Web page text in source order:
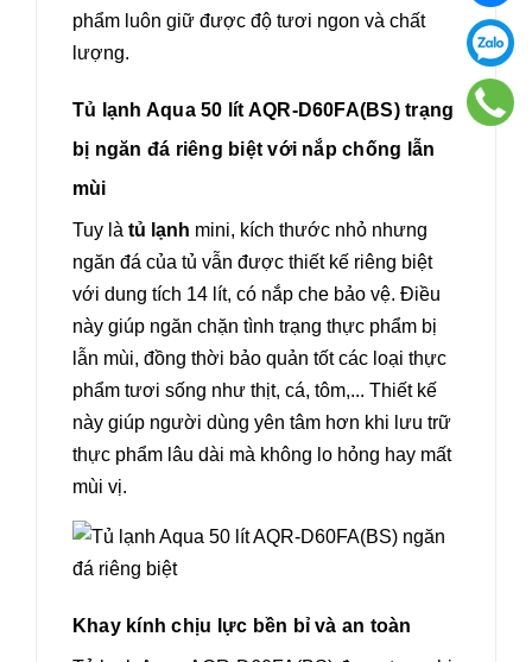
phẩm luôn giữ được độ tươi ngon và chất
lượng.
Tủ lạnh Aqua 50 lít AQR-D60FA(BS) trạng
bị ngăn đá riêng biệt với nắp chống lẫn
mùi
Tuy là tủ lạnh mini, kích thước nhỏ nhưng
ngăn đá của tủ vẫn được thiết kế riêng biệt
với dung tích 14 lít, có nắp che bảo vệ. Điều
này giúp ngăn chặn tình trạng thực phẩm bị
lẫn mùi, đồng thời bảo quản tốt các loại thực
phẩm tươi sống như thịt, cá, tôm,... Thiết kế
này giúp người dùng yên tâm hơn khi lưu trữ
thực phẩm lâu dài mà không lo hỏng hay mất
mùi vị.
Khay kính chịu lực bền bỉ và an toàn